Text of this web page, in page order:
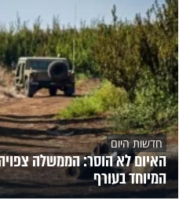
חדשות היום
האיום לא הוסר: הממשלה
המיוחד בעורף